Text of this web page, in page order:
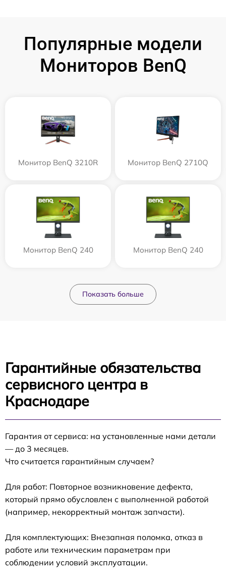
Популярные модели
Мониторов BenQ
Монитор BenQ 3210R Монитор BenQ 2710Q
Монитор BenQ 240 Монитор BenQ 240
Показать больше
Гарантийные обязательства
сервисного центра в
Краснодаре
Гарантия от сервиса: на установленные нами детали
— до 3 месяцев.
Что считается гарантийным случаем?
Для работ: Повторное возникновение дефекта,
который прямо обусловлен с выполненной работой
(например, некорректный монтаж запчасти).
Для комплектующих: Внезапная поломка, отказ в
работе или техническим параметрам при
соблюдении условий эксплуатации.